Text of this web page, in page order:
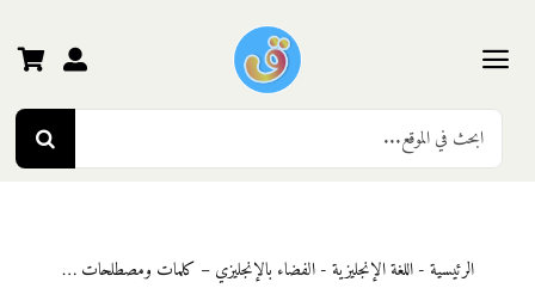
content
Toggle
Navigation
الرئيسية
Search
for:
الرئيسية-اللغة الإنجليزية-الفضاء بالإنجليزي – كلمات ومصطلحات …